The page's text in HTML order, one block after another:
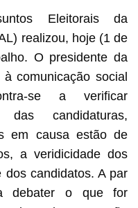
Eleitorais da
realizou, hoje (1 de
O presidente da
comunicação social
se a verificar
candidaturas,
em causa estão de
a veridicidade dos
dos candidatos. A par
debater o que for